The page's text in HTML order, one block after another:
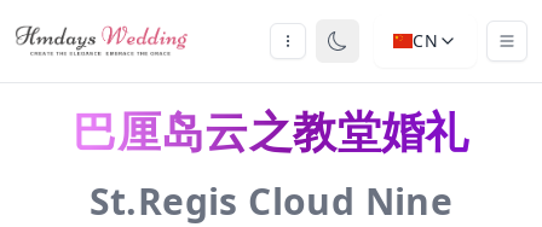
CN
巴厘岛云之教堂婚礼
St.Regis Cloud Nine